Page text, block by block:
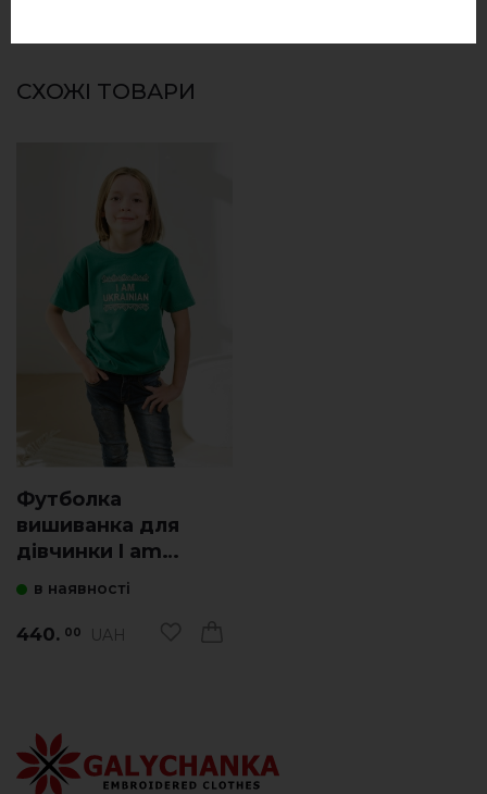
СХОЖІ ТОВАРИ
Футболка
вишиванка для
дівчинки I am
Ukraine (зелена)
в наявності
440. 00 UAH